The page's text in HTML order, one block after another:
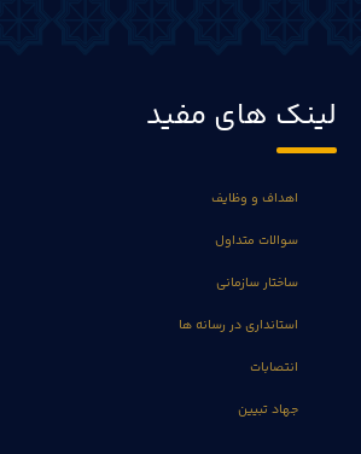
لینک های مفید
اهداف و وظایف
سوالات متداول
ساختار سازمانی
استانداری در رسانه ها
انتصابات
جهاد تبیین